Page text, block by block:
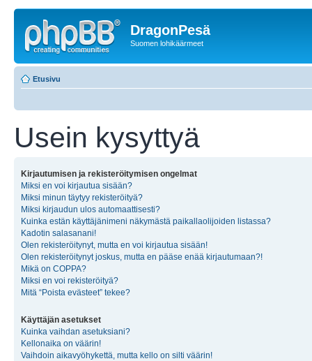
DragonPesä
Suomen lohikäärmeet
Etusivu
Usein kysyttyä
Kirjautumisen ja rekisteröitymisen ongelmat
Miksi en voi kirjautua sisään?
Miksi minun täytyy rekisteröityä?
Miksi kirjaudun ulos automaattisesti?
Kuinka estän käyttäjänimeni näkymästä paikallaolijoiden listassa?
Kadotin salasanani!
Olen rekisteröitynyt, mutta en voi kirjautua sisään!
Olen rekisteröitynyt joskus, mutta en pääse enää kirjautumaan?!
Mikä on COPPA?
Miksi en voi rekisteröityä?
Mitä “Poista evästeet” tekee?
Käyttäjän asetukset
Kuinka vaihdan asetuksiani?
Kellonaika on väärin!
Vaihdoin aikavyöhykettä, mutta kello on silti väärin!